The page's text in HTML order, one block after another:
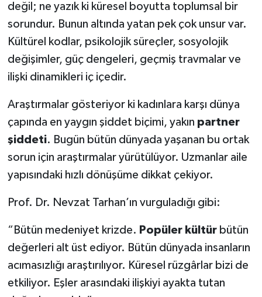
değil; ne yazık ki küresel boyutta toplumsal bir
sorundur. Bunun altında yatan pek çok unsur var.
Kültürel kodlar, psikolojik süreçler, sosyolojik
değişimler, güç dengeleri, geçmiş travmalar ve
ilişki dinamikleri iç içedir.
Araştırmalar gösteriyor ki kadınlara karşı dünya
çapında en yaygın şiddet biçimi, yakın partner
şiddeti. Bugün bütün dünyada yaşanan bu ortak
sorun için araştırmalar yürütülüyor. Uzmanlar aile
yapısındaki hızlı dönüşüme dikkat çekiyor.
Prof. Dr. Nevzat Tarhan’ın vurguladığı gibi:
“Bütün medeniyet krizde. Popüler kültürbütün
değerleri alt üst ediyor. Bütün dünyada insanların
acımasızlığı araştırılıyor. Küresel rüzgârlar bizi de
etkiliyor. Eşler arasındaki ilişkiyi ayakta tutan